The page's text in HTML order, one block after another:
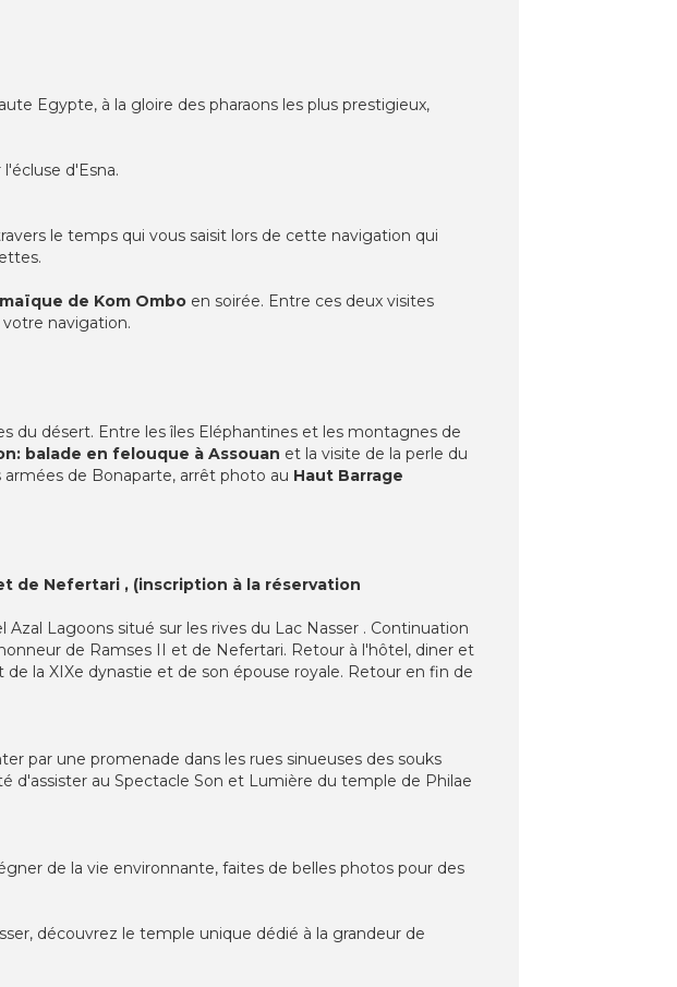
Egypte, à la gloire des pharaons les plus prestigieux,
d'Esna.
le temps qui vous saisit lors de cette navigation qui
de Kom Ombo en soirée. Entre ces deux visites
navigation.
du désert. Entre les îles Eléphantines et les montagnes de
balade en felouque à Assouan et la visite de la perle du
armées de Bonaparte, arrêt photo au Haut Barrage
de Nefertari , (inscription à la réservation
Lagoons situé sur les rives du Lac Nasser . Continuation
de Ramses II et de Nefertari. Retour à l'hôtel, diner et
la XIXe dynastie et de son épouse royale. Retour en fin de
par une promenade dans les rues sinueuses des souks
d'assister au Spectacle Son et Lumière du temple de Philae
de la vie environnante, faites de belles photos pour des
découvrez le temple unique dédié à la grandeur de